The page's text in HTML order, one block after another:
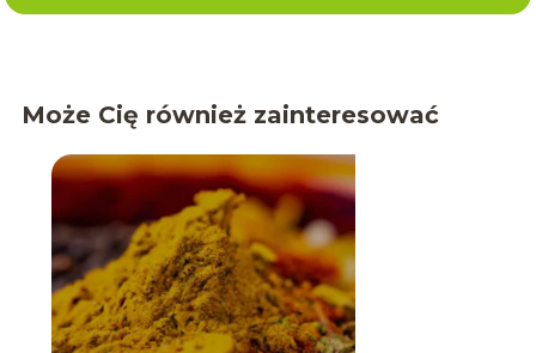
Może Cię również zainteresować